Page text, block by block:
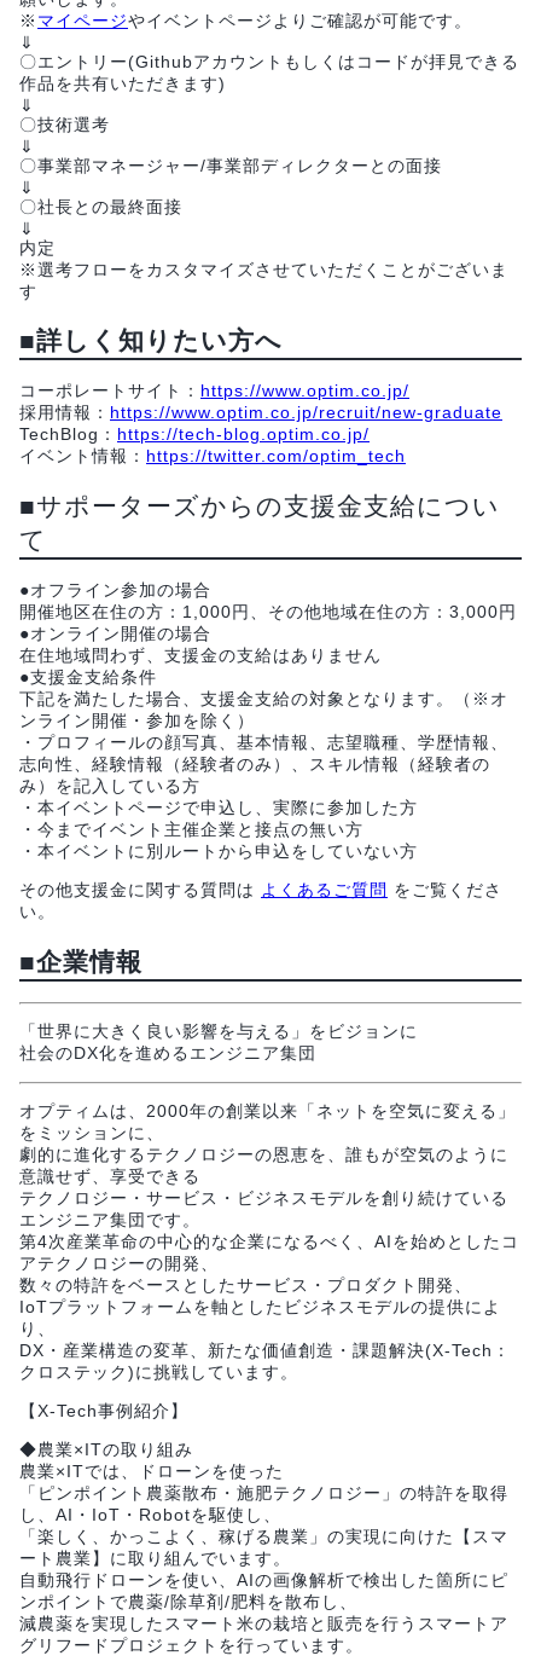
※ マイページやイベントページよりご確認が可能です。
⇓
〇エントリー(Githubアカウントもしくはコードが拝見できる
作品を共有いただきます)
⇓
〇技術選考
⇓
〇事業部マネージャー/事業部ディレクターとの面接
⇓
〇社長との最終面接
⇓
内定
※選考フローをカスタマイズさせていただくことがございま
す
■詳しく知りたい方へ
コーポレートサイト： https://www.optim.co.jp/
採用情報： https://www.optim.co.jp/recruit/new-graduate
TechBlog： https://tech-blog.optim.co.jp/
イベント情報： https://twitter.com/optim_tech
■サポーターズからの支援金支給につい
て
●オフライン参加の場合
開催地区在住の方：1,000円、その他地域在住の方：3,000円
●オンライン開催の場合
在住地域問わず、支援金の支給はありません
●支援金支給条件
下記を満たした場合、支援金支給の対象となります。（※オ
ンライン開催・参加を除く）
・プロフィールの顔写真、基本情報、志望職種、学歴情報、
志向性、経験情報（経験者のみ）、スキル情報（経験者の
み）を記入している方
・本イベントページで申込し、実際に参加した方
・今までイベント主催企業と接点の無い方
・本イベントに別ルートから申込をしていない方
その他支援金に関する質問は よくあるご質問 をご覧くださ
い。
■企業情報
「世界に大きく良い影響を与える」をビジョンに
社会のDX化を進めるエンジニア集団
オプティムは、2000年の創業以来「ネットを空気に変える」
をミッションに、
劇的に進化するテクノロジーの恩恵を、誰もが空気のように
意識せず、享受できる
テクノロジー・サービス・ビジネスモデルを創り続けている
エンジニア集団です。
第4次産業革命の中心的な企業になるべく、AIを始めとしたコ
アテクノロジーの開発、
数々の特許をベースとしたサービス・プロダクト開発、
IoTプラットフォームを軸としたビジネスモデルの提供によ
り、
DX・産業構造の変革、新たな価値創造・課題解決(X-Tech：
クロステック)に挑戦しています。
【X-Tech事例紹介】
◆農業×ITの取り組み
農業×ITでは、ドローンを使った
「ピンポイント農薬散布・施肥テクノロジー」の特許を取得
し、AI・IoT・Robotを駆使し、
「楽しく、かっこよく、稼げる農業」の実現に向けた【スマ
ート農業】に取り組んでいます。
自動飛行ドローンを使い、AIの画像解析で検出した箇所にピ
ンポイントで農薬/除草剤/肥料を散布し、
減農薬を実現したスマート米の栽培と販売を行うスマートア
グリフードプロジェクトを行っています。